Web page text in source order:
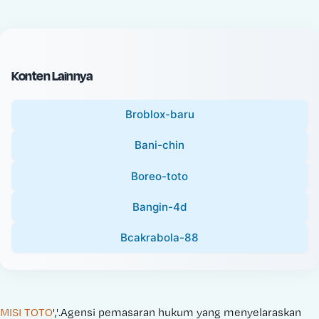
c
e
Konten Lainnya
Broblox-baru
Bani-chin
Boreo-toto
Bangin-4d
Bcakrabola-88
MISI TOTO','.Agensi pemasaran hukum yang menyelaraskan